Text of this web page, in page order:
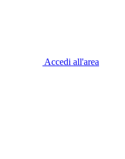
Accedi all'area